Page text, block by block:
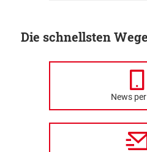
Die schnellsten
News